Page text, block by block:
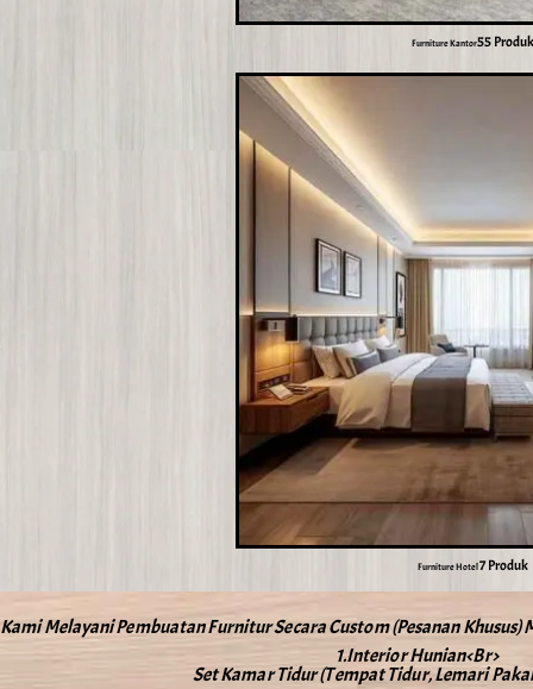
Furniture Kantor55
Furniture Hotel7 Produk
Kami Melayani Pembuatan Furnitur Secara Custom (pesanan Khusus)
1.Interior Hunian<br>
Set Kamar Tidur (Tempat Tidur, Lemari